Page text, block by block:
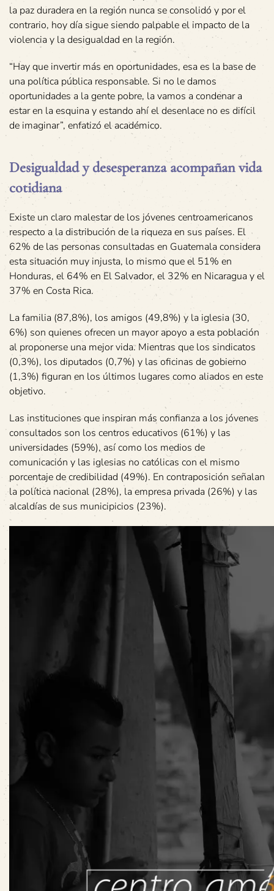
la paz duradera en la región nunca se consolidó y por el
contrario, hoy día sigue siendo palpable el impacto de la
violencia y la desigualdad en la región.
“Hay que invertir más en oportunidades, esa es la base de
una política pública responsable. Si no le damos
oportunidades a la gente pobre, la vamos a condenar a
estar en la esquina y estando ahí el desenlace no es difícil
de imaginar”, enfatizó el académico.
Desigualdad y desesperanza acompañan vida
cotidiana
Existe un claro malestar de los jóvenes centroamericanos
respecto a la distribución de la riqueza en sus países. El
62% de las personas consultadas en Guatemala considera
esta situación muy injusta, lo mismo que el 51% en
Honduras, el 64% en El Salvador, el 32% en Nicaragua y el
37% en Costa Rica.
La familia (87,8%), los amigos (49,8%) y la iglesia (30,
6%) son quienes ofrecen un mayor apoyo a esta población
al proponerse una mejor vida. Mientras que los sindicatos
(0,3%), los diputados (0,7%) y las oficinas de gobierno
(1,3%) figuran en los últimos lugares como aliados en este
objetivo.
Las instituciones que inspiran más confianza a los jóvenes
consultados son los centros educativos (61%) y las
universidades (59%), así como los medios de
comunicación y las iglesias no católicas con el mismo
porcentaje de credibilidad (49%). En contraposición señalan
la política nacional (28%), la empresa privada (26%) y las
alcaldías de sus municipicios (23%).